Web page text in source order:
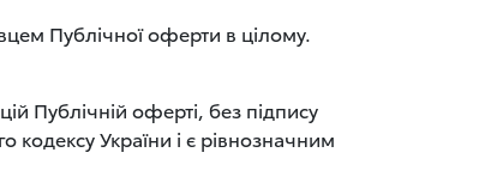
Публічної оферти в цілому.
Публічній оферті, без підпису
України і є рівнозначним